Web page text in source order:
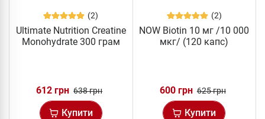
(2)
Ultimate Nutrition Creatine
Monohydrate 300 грам
612 грн 638 грн
Купити
(2)
NOW Biotin 10 мг /10 000
мкг/ (120 капс)
600 грн 625 грн
Купити